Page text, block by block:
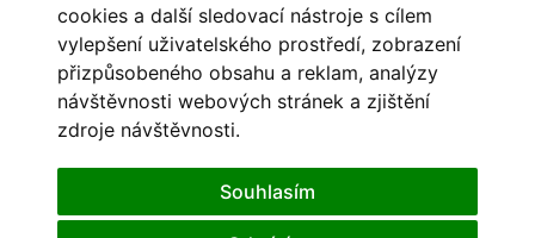
cookies a další sledovací nástroje s cílem
vylepšení uživatelského prostředí, zobrazení
přizpůsobeného obsahu a reklam, analýzy
návštěvnosti webových stránek a zjištění
zdroje návštěvnosti.
Souhlasím
<< říjen
<< 2023
>>
Po
Út St Čt Pá So
2
3 4
9
10 11 12 13 14
15
19